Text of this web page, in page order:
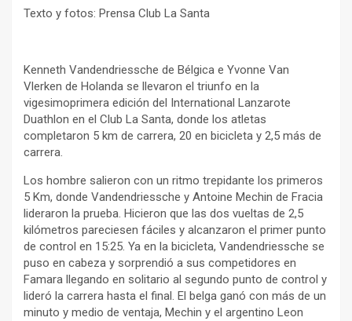
Texto y fotos: Prensa Club La Santa
Kenneth Vandendriessche de Bélgica e Yvonne Van
Vlerken de Holanda se llevaron el triunfo en la
vigesimoprimera edición del International Lanzarote
Duathlon en el Club La Santa, donde los atletas
completaron 5 km de carrera, 20 en bicicleta y 2,5 más de
carrera.
Los hombre salieron con un ritmo trepidante los primeros
5 Km, donde Vandendriessche y Antoine Mechin de Fracia
lideraron la prueba. Hicieron que las dos vueltas de 2,5
kilómetros pareciesen fáciles y alcanzaron el primer punto
de control en 15:25. Ya en la bicicleta, Vandendriessche se
puso en cabeza y sorprendió a sus competidores en
Famara llegando en solitario al segundo punto de control y
lideró la carrera hasta el final. El belga ganó con más de un
minuto y medio de ventaja, Mechin y el argentino Leon